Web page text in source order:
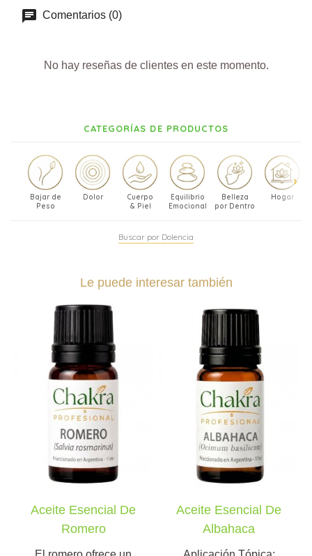
Comentarios (0)
No hay reseñas de clientes en este momento.
CATEGORÍAS DE PRODUCTOS
Bajar de
Peso
Dolor
Cuerpo
& Piel
Equilibrio
Emocional
Belleza
por Dentro
Hogar
Buscar por Dolencia
Le puede interesar también
Aceite Esencial De
Romero
Aceite Esencial De
Albahaca